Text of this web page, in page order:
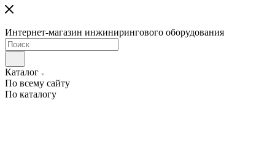
Интернет-магазин инжинирингового оборудования
Каталог
По всему сайту
По каталогу